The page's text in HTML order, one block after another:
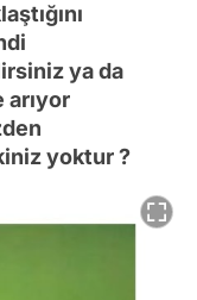
ya da
arıyor
yoktur ?